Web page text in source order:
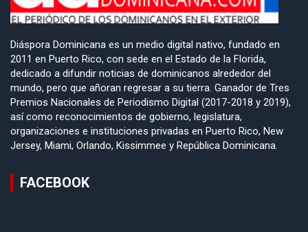
Diáspora Dominicana es un medio digital nativo, fundado en
2011 en Puerto Rico, con sede en el Estado de la Florida,
dedicado a difundir noticias de dominicanos alrededor del
mundo, pero que añoran regresar a su tierra. Ganador de Tres
Premios Nacionales de Periodismo Digital (2017-2018 y 2019),
así como reconocimientos de gobierno, legislatura,
organizaciones e instituciones privadas en Puerto Rico, New
Jersey, Miami, Orlando, Kissimmee y República Dominicana.
FACEBOOK